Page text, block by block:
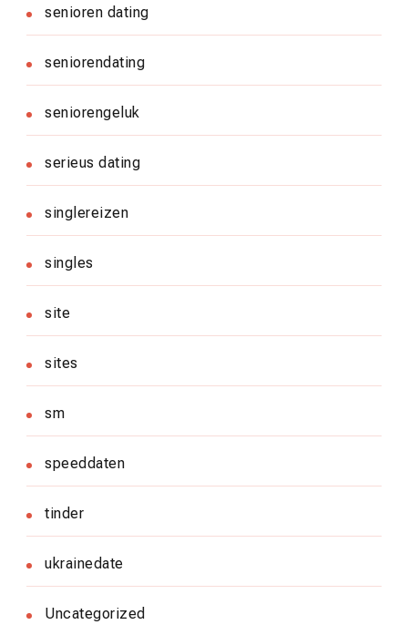
senioren dating
seniorendating
seniorengeluk
serieus dating
singlereizen
singles
site
sites
sm
speeddaten
tinder
ukrainedate
Uncategorized